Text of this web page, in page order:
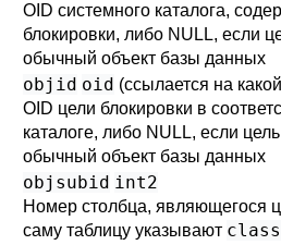
OID системного каталога,
блокировки, либо NULL, если
обычный объект базы данных
objid oid (ссылается на
OID цели блокировки в
каталоге, либо NULL, если
обычный объект базы данных
objsubid int2
Номер столбца, являющегося
саму таблицу указывают